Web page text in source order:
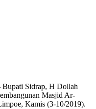
Bupati Sidrap, H Dollah
Masjid Ar-
Kamis (3-10/2019).